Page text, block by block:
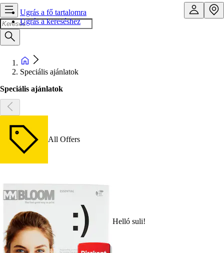
Ugrás a fő tartalomra
Ugrás a kereséshez
Speciális ajánlatok
Speciális ajánlatok
All Offers
Helló suli!